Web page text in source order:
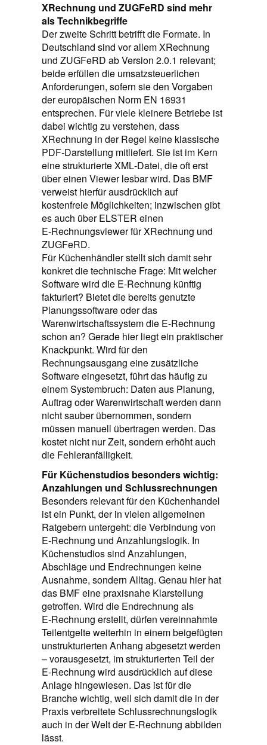
XRechnung und ZUGFeRD sind mehr
als Technikbegriffe
Der zweite Schritt betrifft die Formate. In
Deutschland sind vor allem XRechnung
und ZUGFeRD ab Version 2.0.1 relevant;
beide erfüllen die umsatzsteuerlichen
Anforderungen, sofern sie den Vorgaben
der europäischen Norm EN 16931
entsprechen. Für viele kleinere Betriebe ist
dabei wichtig zu verstehen, dass
XRechnung in der Regel keine klassische
PDF‑Darstellung mitliefert. Sie ist im Kern
eine strukturierte XML‑Datei, die oft erst
über einen Viewer lesbar wird. Das BMF
verweist hierfür ausdrücklich auf
kostenfreie Möglichkeiten; inzwischen gibt
es auch über ELSTER einen
E‑Rechnungsviewer für XRechnung und
ZUGFeRD.
Für Küchenhändler stellt sich damit sehr
konkret die technische Frage: Mit welcher
Software wird die E-Rechnung künftig
fakturiert? Bietet die bereits genutzte
Planungssoftware oder das
Warenwirtschaftssystem die E-Rechnung
schon an? Gerade hier liegt ein praktischer
Knackpunkt. Wird für den
Rechnungsausgang eine zusätzliche
Software eingesetzt, führt das häufig zu
einem Systembruch: Daten aus Planung,
Auftrag oder Warenwirtschaft werden dann
nicht sauber übernommen, sondern
müssen manuell übertragen werden. Das
kostet nicht nur Zeit, sondern erhöht auch
die Fehleranfälligkeit.
Für Küchenstudios besonders wichtig:
Anzahlungen und Schlussrechnungen
Besonders relevant für den Küchenhandel
ist ein Punkt, der in vielen allgemeinen
Ratgebern untergeht: die Verbindung von
E‑Rechnung und Anzahlungslogik. In
Küchenstudios sind Anzahlungen,
Abschläge und Endrechnungen keine
Ausnahme, sondern Alltag. Genau hier hat
das BMF eine praxisnahe Klarstellung
getroffen. Wird die Endrechnung als
E‑Rechnung erstellt, dürfen vereinnahmte
Teilentgelte weiterhin in einem beigefügten
unstrukturierten Anhang abgesetzt werden
– vorausgesetzt, im strukturierten Teil der
E‑Rechnung wird ausdrücklich auf diese
Anlage hingewiesen. Das ist für die
Branche wichtig, weil sich damit die in der
Praxis verbreitete Schlussrechnungslogik
auch in der Welt der E‑Rechnung abbilden
lässt.